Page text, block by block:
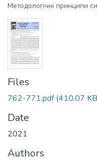
Методологічні принципи
Files
762-771.pdf(410.07
Date
2021
Authors